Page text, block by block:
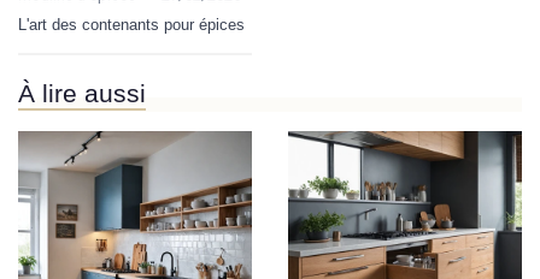
L'art des contenants pour épices
À lire aussi